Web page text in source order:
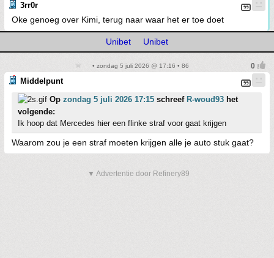
3rr0r
Oke genoeg over Kimi, terug naar waar het er toe doet
Unibet Unibet
• zondag 5 juli 2026 @ 17:16 • 86
Middelpunt
Op zondag 5 juli 2026 17:15 schreef R-woud93 het
volgende:
Ik hoop dat Mercedes hier een flinke straf voor gaat krijgen
Waarom zou je een straf moeten krijgen alle je auto stuk gaat?
▼ Advertentie door Refinery89